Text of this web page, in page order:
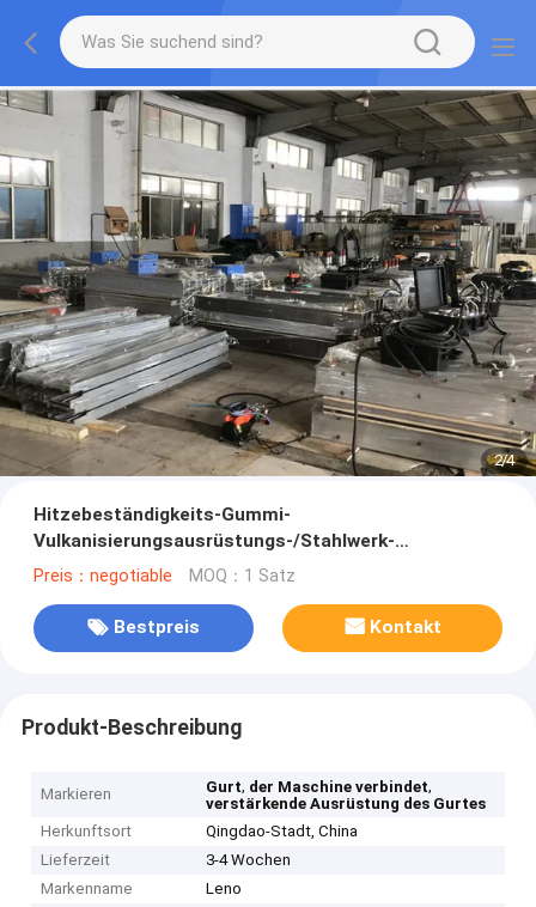
2/4
Hitzebeständigkeits-Gummi-
Vulkanisierungsausrüstungs-/Stahlwerk-
automatische Vulkanisierungsmaschine
Preis：negotiable MOQ：1 Satz
Bestpreis Kontakt
Produkt-Beschreibung
Markieren Gurt, der Maschine verbindet,
verstärkende Ausrüstung des Gurtes
Herkunftsort
Qingdao-Stadt, China
Lieferzeit
3-4 Wochen
Markenname
Leno